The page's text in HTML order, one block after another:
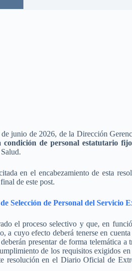
junio de 2026, de la Dirección
de personal estatutario
en el encabezamiento de esta
de este post.
Selección de Personal del Servicio
el proceso selectivo y que, en
a cuyo efecto deberá tenerse en
presentar de forma telemática a
de los requisitos exigidos
resolución en el Diario Oficial de